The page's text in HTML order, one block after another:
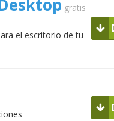
gratis
el escritorio de tu